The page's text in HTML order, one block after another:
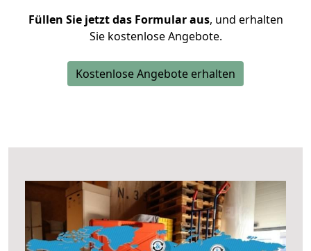
Füllen Sie jetzt das Formular aus, und erhalten
Sie kostenlose Angebote.
Kostenlose Angebote erhalten